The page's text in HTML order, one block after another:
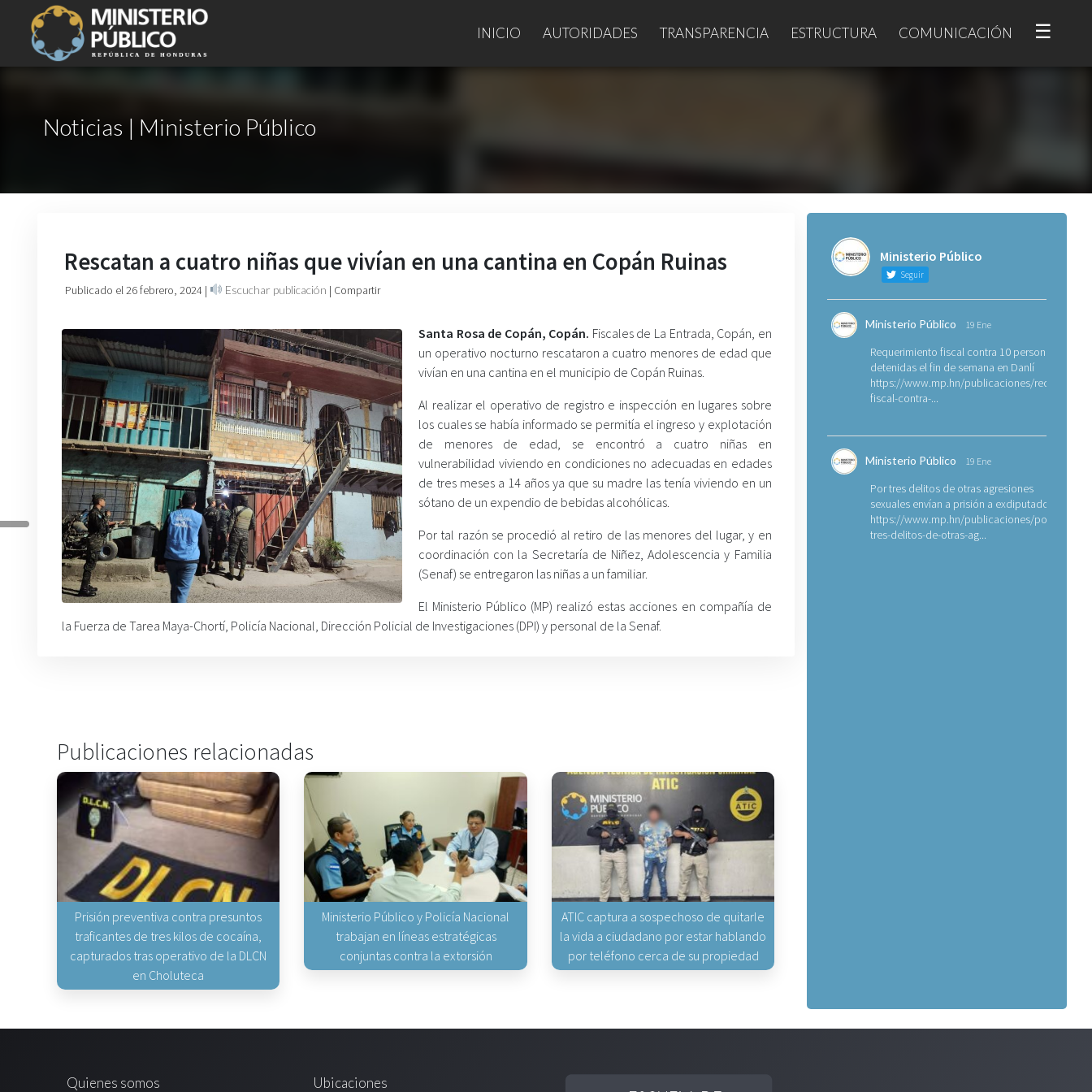
INICIO AUTORIDADES TRANSPARENCIA ESTRUCTURA COMUNICACIÓN ☰
Noticias | Ministerio Público
Rescatan a cuatro niñas que vivían en una cantina en Copán Ruinas
Publicado el 26 febrero, 2024 | Escuchar publicación | Compartir
Santa Rosa de Copán, Copán. Fiscales de La Entrada, Copán, en
un operativo nocturno rescataron a cuatro menores de edad que
vivían en una cantina en el municipio de Copán Ruinas.
Al realizar el operativo de registro e inspección en lugares sobre
los cuales se había informado se permitía el ingreso y explotación
de menores de edad, se encontró a cuatro niñas en
vulnerabilidad viviendo en condiciones no adecuadas en edades
de tres meses a 14 años ya que su madre las tenía viviendo en un
sótano de un expendio de bebidas alcohólicas.
Por tal razón se procedió al retiro de las menores del lugar, y en
coordinación con la Secretaría de Niñez, Adolescencia y Familia
(Senaf) se entregaron las niñas a un familiar.
El Ministerio Público (MP) realizó estas acciones en compañía de
la Fuerza de Tarea Maya-Chortí, Policía Nacional, Dirección Policial de Investigaciones (DPI) y personal de la Senaf.
Publicaciones relacionadas
Prisión preventiva contra presuntos
traficantes de tres kilos de cocaína,
capturados tras operativo de la DLCN
en Choluteca
Ministerio Público y Policía Nacional
trabajan en líneas estratégicas
conjuntas contra la extorsión
ATIC captura a sospechoso de quitarle
la vida a ciudadano por estar hablando
por teléfono cerca de su propiedad
Ministerio Público
Seguir
Ministerio Público 19 Ene
Requerimiento fiscal contra 10 personas
detenidas el fin de semana en Danlí
https://www.mp.hn/publicaciones/
fiscal-contra-...
Ministerio Público 19 Ene
Por tres delitos de otras agresiones
sexuales envían a prisión a exdiputado
https://www.mp.hn/publicaciones/por-
tres-delitos-de-otras-ag...
Quienes somos Ubicaciones